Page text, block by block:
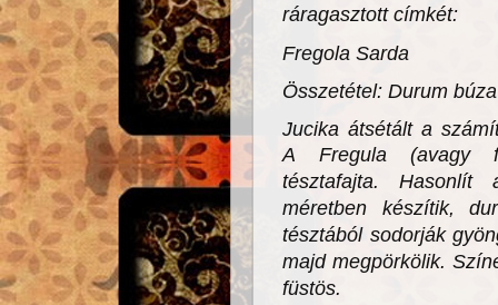
ráragasztott címkét:
Fregola Sarda
Összetétel: Durum
Jucika átsétált a
A Fregula (avagy
tésztafajta. Hasonlít
méretben készítik,
tésztából sodorják
majd megpörkölik.
füstös.